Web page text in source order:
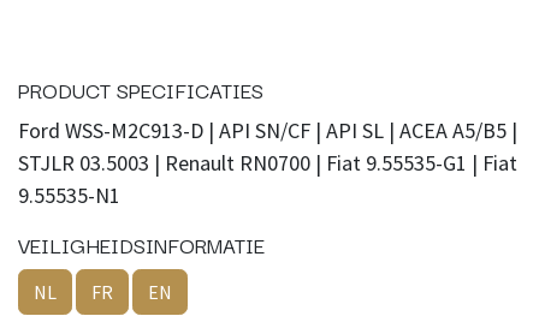
PRODUCT SPECIFICATIES
Ford WSS-M2C913-D | API SN/CF | API SL | ACEA A5/B5 |
STJLR 03.5003 | Renault RN0700 | Fiat 9.55535-G1 | Fiat
9.55535-N1
VEILIGHEIDSINFORMATIE
NL FR EN